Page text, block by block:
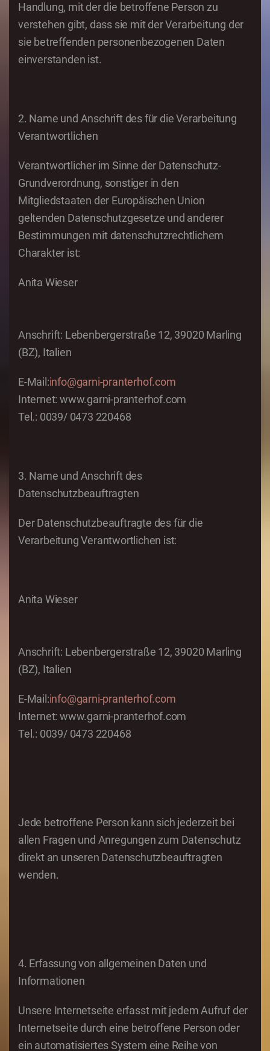
Handlung, mit der die betroffene Person zu
verstehen gibt, dass sie mit der Verarbeitung der
sie betreffenden personenbezogenen Daten
einverstanden ist.
2. Name und Anschrift des für die Verarbeitung
Verantwortlichen
Verantwortlicher im Sinne der Datenschutz-
Grundverordnung, sonstiger in den
Mitgliedstaaten der Europäischen Union
geltenden Datenschutzgesetze und anderer
Bestimmungen mit datenschutzrechtlichem
Charakter ist:
Anita Wieser
Anschrift: Lebenbergerstraße 12, 39020 Marling
(BZ), Italien
E-Mail:info@garni-pranterhof.com
Internet: www.garni-pranterhof.com
Tel.: 0039/ 0473 220468
3. Name und Anschrift des
Datenschutzbeauftragten
Der Datenschutzbeauftragte des für die
Verarbeitung Verantwortlichen ist:
Anita Wieser
Anschrift: Lebenbergerstraße 12, 39020 Marling
(BZ), Italien
E-Mail:info@garni-pranterhof.com
Internet: www.garni-pranterhof.com
Tel.: 0039/ 0473 220468
Jede betroffene Person kann sich jederzeit bei
allen Fragen und Anregungen zum Datenschutz
direkt an unseren Datenschutzbeauftragten
wenden.
4. Erfassung von allgemeinen Daten und
Informationen
Unsere Internetseite erfasst mit jedem Aufruf der
Internetseite durch eine betroffene Person oder
ein automatisiertes System eine Reihe von